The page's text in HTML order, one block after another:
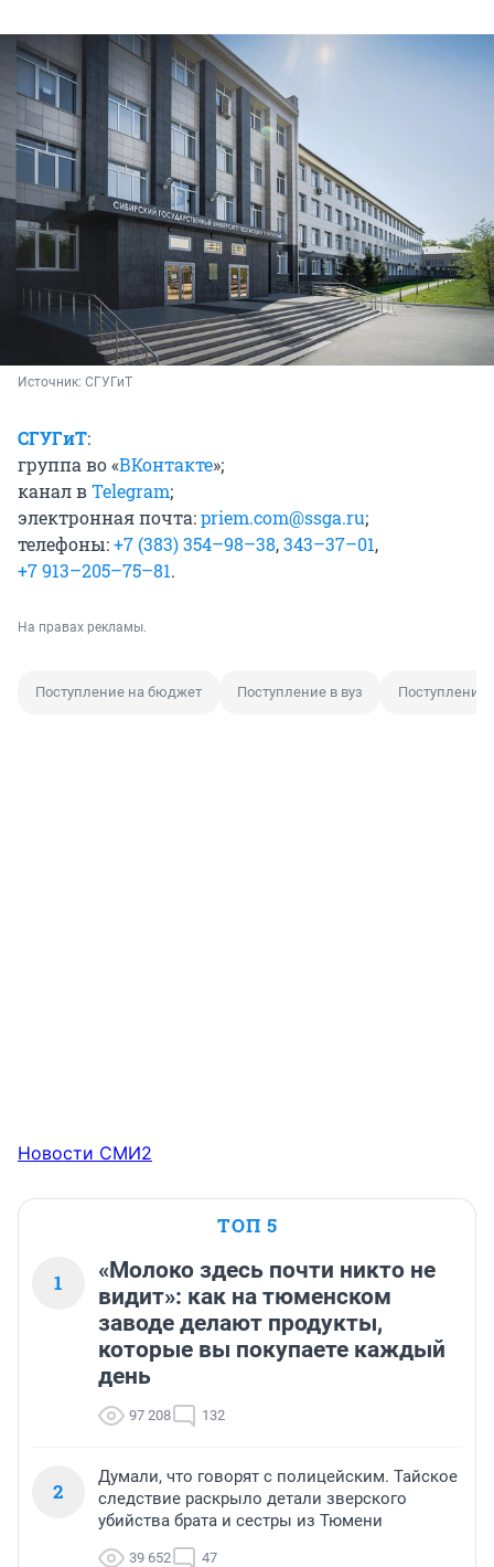
Источник: СГУГиТ
СГУГиТ:
группа во «ВКонтакте»;
канал вTelegram;
электронная почта:priem.com@ssga.ru;
телефоны:+7 (383) 354–98–38,343–37–01,
+7 913–205–75–81.
На правах рекламы.
Поступление на бюджет Поступление в вуз Поступление
Новости СМИ2
ТОП 5
1
«Молоко здесь почти никто не
видит»: как на тюменском
заводе делают продукты,
которые вы покупаете каждый
день
97 208 132
2
Думали, что говорят с полицейским. Тайское
следствие раскрыло детали зверского
убийства брата и сестры из Тюмени
39 652 47